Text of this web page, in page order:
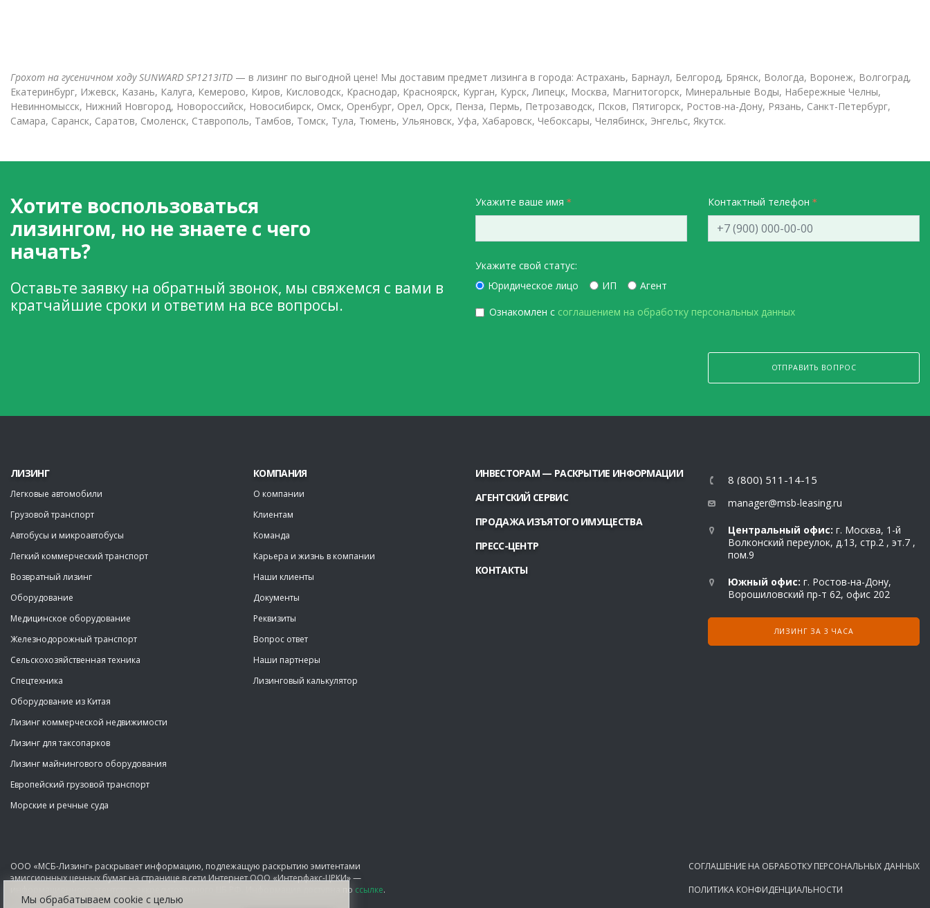
Грохот на гусеничном ходу SUNWARD SP1213ITD — в лизинг по выгодной цене! Мы доставим предмет лизинга в города: Астрахань, Барнаул, Белгород, Брянск, Вологда, Воронеж, Волгоград,
Екатеринбург, Ижевск, Казань, Калуга, Кемерово, Киров, Кисловодск, Краснодар, Красноярск, Курган, Курск, Липецк, Москва, Магнитогорск, Минеральные Воды, Набережные Челны,
Невинномысск, Нижний Новгород, Новороссийск, Новосибирск, Омск, Оренбург, Орел, Орск, Пенза, Пермь, Петрозаводск, Псков, Пятигорск, Ростов-на-Дону, Рязань, Санкт-Петербург,
Самара, Саранск, Саратов, Смоленск, Ставрополь, Тамбов, Томск, Тула, Тюмень, Ульяновск, Уфа, Хабаровск, Чебоксары, Челябинск, Энгельс, Якутск.
Хотите воспользоваться
лизингом, но не знаете с чего
начать?
Оставьте заявку на обратный звонок, мы свяжемся с вами в
кратчайшие сроки и ответим на все вопросы.
Укажите ваше имя Контактный телефон
Укажите свой статус:
Юридическое лицо
ИП
Агент
Ознакомлен с соглашением на обработку персональных данных
ОТПРАВИТЬ ВОПРОС
Мы обрабатываем сооkіе с целью
ЛИЗИНГ
Легковые автомобили
Грузовой транспорт
Автобусы и микроавтобусы
Легкий коммерческий транспорт
Возвратный лизинг
Оборудование
Медицинское оборудование
Железнодорожный транспорт
Сельскохозяйственная техника
Спецтехника
Оборудование из Китая
Лизинг коммерческой недвижимости
Лизинг для таксопарков
Лизинг майнингового оборудования
Европейский грузовой транспорт
Морские и речные суда
КОМПАНИЯ
О компании
Клиентам
Команда
Карьера и жизнь в компании
Наши клиенты
Документы
Реквизиты
Вопрос ответ
Наши партнеры
Лизинговый калькулятор
ИНВЕСТОРАМ — РАСКРЫТИЕ ИНФОРМАЦИИ
АГЕНТСКИЙ СЕРВИС
ПРОДАЖА ИЗЪЯТОГО ИМУЩЕСТВА
ПРЕСС-ЦЕНТР
КОНТАКТЫ
8 (800) 511-14-15
manager@msb-leasing.ru
Центральный офис: г. Москва, 1-й
Волконский переулок, д.13, стр.2 , эт.7 ,
пом.9
Южный офис: г. Ростов-на-Дону,
Ворошиловский пр-т 62, офис 202
ЛИЗИНГ ЗА 3 ЧАСА
ООО «МСБ-Лизинг» раскрывает информацию, подлежащую раскрытию эмитентами
эмиссионных ценных бумаг на странице в сети Интернет ООО «Интерфакс-ЦРКИ» —
информационного агентства, аккредитованного ЦБ РФ. Информация доступна по ссылке.
СОГЛАШЕНИЕ НА ОБРАБОТКУ ПЕРСОНАЛЬНЫХ ДАННЫХ
ПОЛИТИКА КОНФИДЕНЦИАЛЬНОСТИ